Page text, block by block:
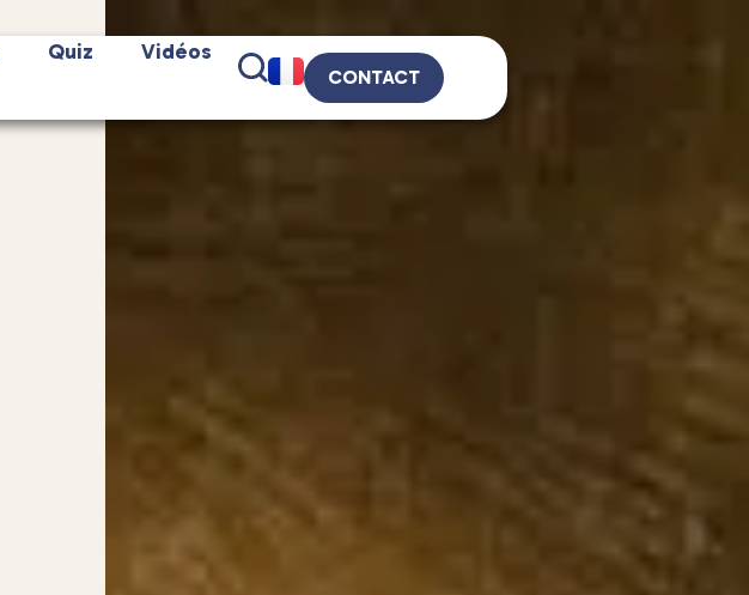
Quiz Vidéos
CONTACT